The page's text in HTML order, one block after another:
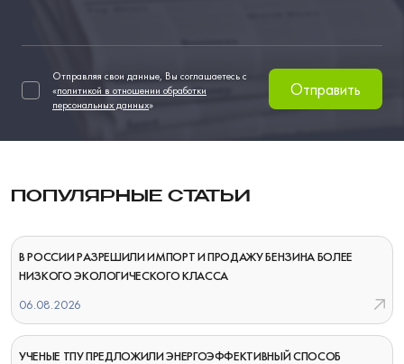
Отправляя свои данные, Вы соглашаетесь с
«политикой в отношении обработки
персональных данных»
Отправить
ПОПУЛЯРНЫЕ СТАТЬИ
В РОССИИ РАЗРЕШИЛИ ИМПОРТ И ПРОДАЖУ БЕНЗИНА БОЛЕЕ
НИЗКОГО ЭКОЛОГИЧЕСКОГО КЛАССА
06.08.2026
УЧЕНЫЕ ТПУ ПРЕДЛОЖИЛИ ЭНЕРГОЭФФЕКТИВНЫЙ СПОСОБ